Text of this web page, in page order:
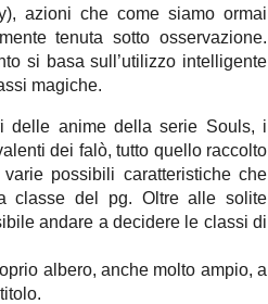
azioni che come siamo ormai
tenuta sotto osservazione.
si basa sull’utilizzo intelligente
magiche.
delle anime della serie Souls, i
dei falò, tutto quello raccolto
possibili caratteristiche che
classe del pg. Oltre alle solite
andare a decidere le classi di
albero, anche molto ampio, a